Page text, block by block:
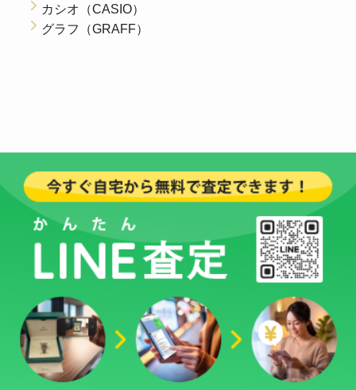
カシオ（CASIO）
グラフ（GRAFF）